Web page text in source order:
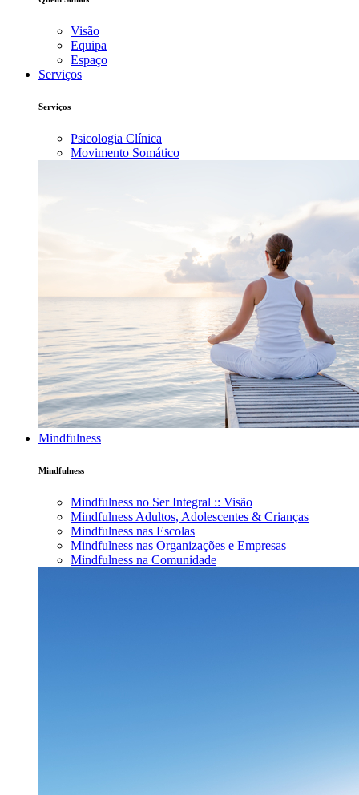
Visão
Equipa
Espaço
Serviços
Serviços
Psicologia Clínica
Movimento Somático
Mindfulness
Mindfulness
Mindfulness no Ser Integral :: Visão
Mindfulness Adultos, Adolescentes & Crianças
Mindfulness nas Escolas
Mindfulness nas Organizações e Empresas
Mindfulness na Comunidade